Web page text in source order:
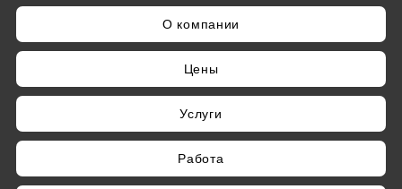
подходящий автомобиль.
О компании
Цены
Услуги
Работа